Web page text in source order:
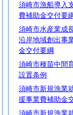
須崎市漁船導入
費補助金交付要
須崎市水産業成
沿岸地域創出事
金交付要綱
須崎市種苗中間
設置条例
須崎市新規漁業
援事業費補助金
須崎市新規漁業